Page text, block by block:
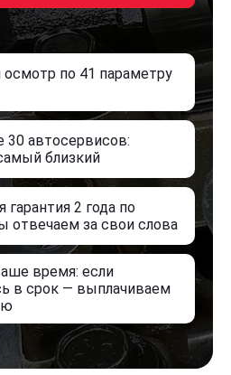
по 41 параметру
30 автосервисов:
близкий
гарантия 2 года по
отвечаем за свои слова
время: если
в срок — выплачиваем